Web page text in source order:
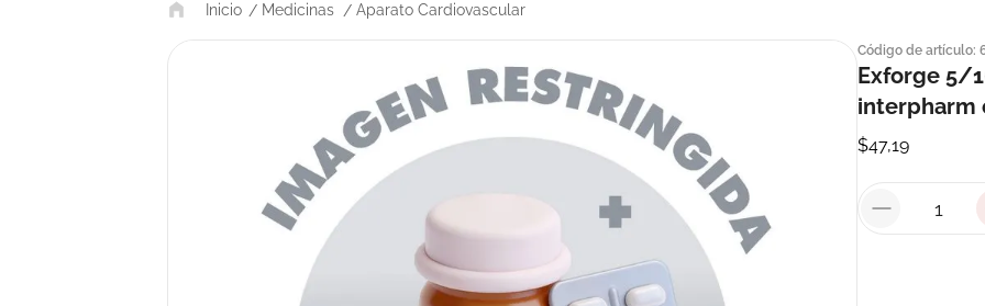
Medicinas Aparato Cardiovascular
Código de artículo:
Exforge 5/
interpharm
$47,19
1. eucerin
3. pilexil
7.
. roche posay